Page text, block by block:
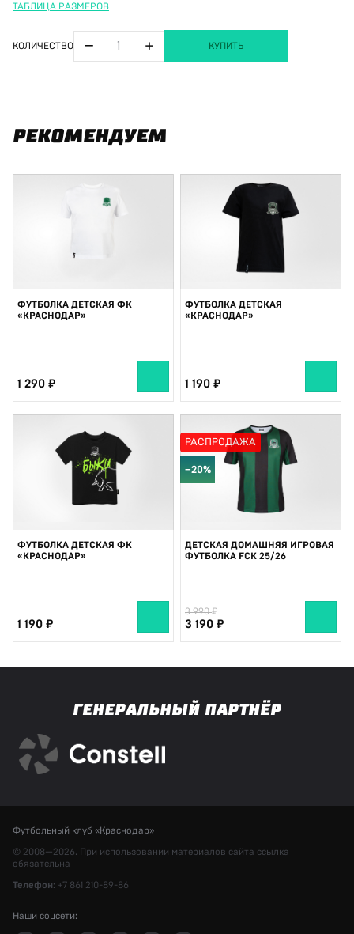
ТАБЛИЦА РАЗМЕРОВ
КОЛИЧЕСТВО − + КУПИТЬ
РЕКОМЕНДУЕМ
ФУТБОЛКА ДЕТСКАЯ ФК
«КРАСНОДАР»
1 290
ФУТБОЛКА ДЕТСКАЯ
«КРАСНОДАР»
1 190
ФУТБОЛКА ДЕТСКАЯ ФК
«КРАСНОДАР»
1 190
РАСПРОДАЖА
−20%
ДЕТСКАЯ ДОМАШНЯЯ ИГРОВАЯ
ФУТБОЛКА FCK 25/26
3 990
3 190
ГЕНЕРАЛЬНЫЙ ПАРТНЁР
Футбольный клуб «Краснодар»
© 2008—2026. При использовании материалов сайта ссылка
обязательна
Телефон: +7 861 210-89-86
Наши соцсети: